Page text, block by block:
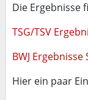
Die Ergebnisse
TSG/TSV
BWJ
Hier ein paar